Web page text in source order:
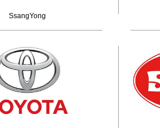
SsangYong